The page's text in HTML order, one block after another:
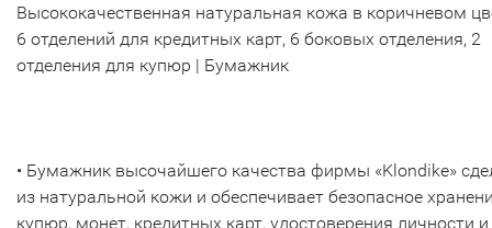
Высококачественная натуральная кожа в коричневом
6 отделений для кредитных карт, 6 боковых отделения, 2
отделения для купюр | Бумажник
• Бумажник высочайшего качества фирмы «Klondike»
из натуральной кожи и обеспечивает безопасное
купюр, монет, кредитных карт, удостоверения личности и